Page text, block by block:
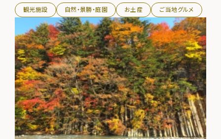
観光施設 自然・景勝・庭園 お土産 ご当地グルメ